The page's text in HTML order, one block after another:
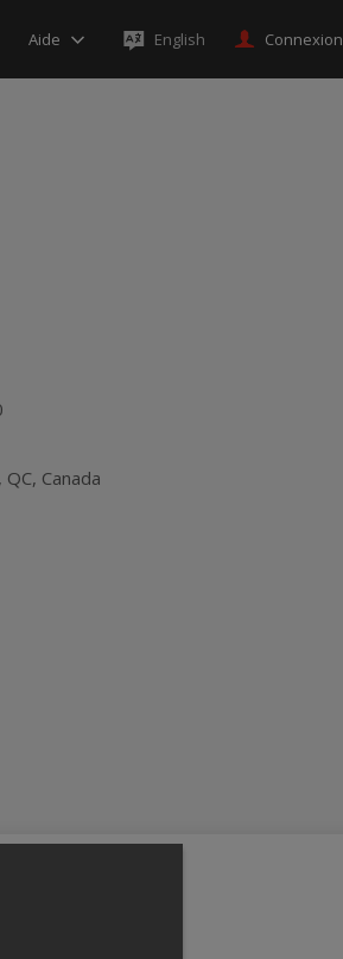
Aide English Connexion
, QC, Canada